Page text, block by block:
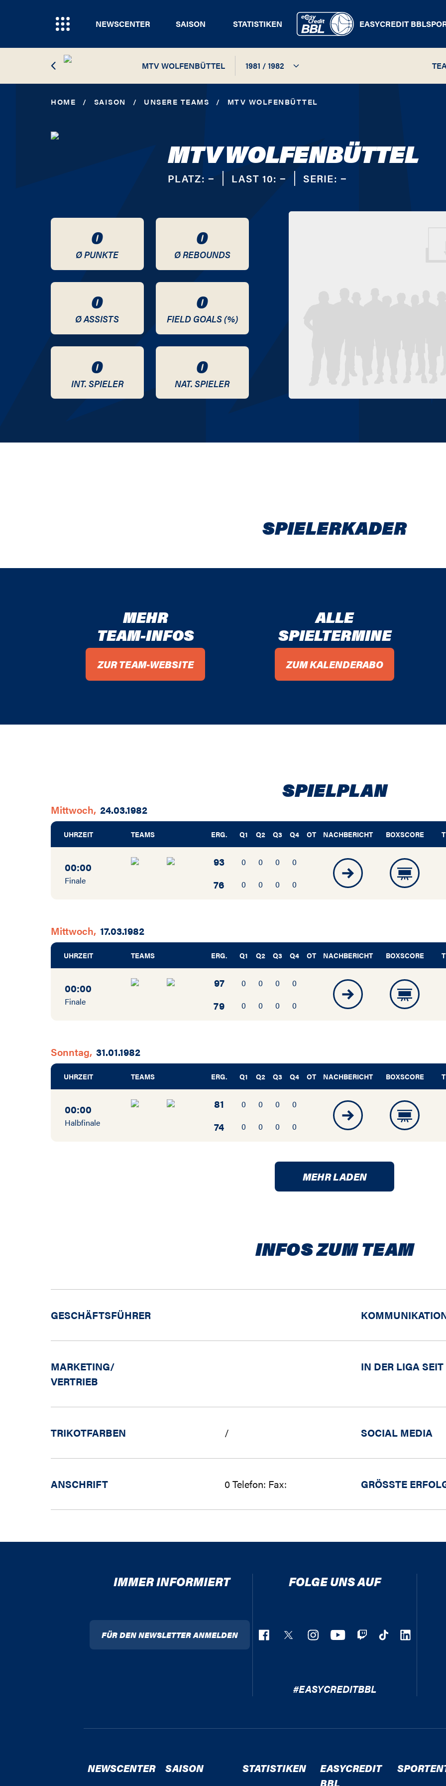
NEWSCENTER SAISON STATISTIKEN EASYCREDIT BBL
MTV WOLFENBÜTTEL 1981 / 1982
HOME / SAISON / UNSERE TEAMS / MTV WOLFENBÜTTEL
MTV WOLFENBÜTTEL
PLATZ: − LAST 10: − SERIE: −
0
Ø PUNKTE
0
Ø REBOUNDS
0
Ø ASSISTS
0
FIELD GOALS (%)
0
INT. SPIELER
0
NAT. SPIELER
SPIELER­KADER
MEHR
TEAM-INFOS
ZUR TEAM-WEBSITE
ALLE
SPIELTERMINE
ZUM KALENDERABO
SPIELPLAN
Mittwoch, 24.03.1982
UHRZEIT TEAMS ERG. Q1 Q2 Q3 Q4 OT NACHBERICHT BOXSCORE
00:00
Finale
93 0 0 0 0
76 0 0 0 0
Mittwoch, 17.03.1982
UHRZEIT TEAMS ERG. Q1 Q2 Q3 Q4 OT NACHBERICHT BOXSCORE
00:00
Finale
97 0 0 0 0
79 0 0 0 0
Sonntag, 31.01.1982
UHRZEIT TEAMS ERG. Q1 Q2 Q3 Q4 OT NACHBERICHT BOXSCORE
00:00
Halbfinale
81 0 0 0 0
74 0 0 0 0
MEHR LADEN
INFOS ZUM TEAM
GESCHÄFTSFÜHRER
MARKETING/
VERTRIEB
IN DER LIGA SEIT
TRIKOTFARBEN / SOCIAL MEDIA
ANSCHRIFT 0 Telefon: Fax: GRÖSSTE
IMMER INFORMIERT
FÜR DEN NEWSLETTER ANMELDEN
FOLGE UNS AUF
#EASYCREDITBBL
NEWSCENTER SAISON STATISTIKEN
EASYCREDIT
BBL